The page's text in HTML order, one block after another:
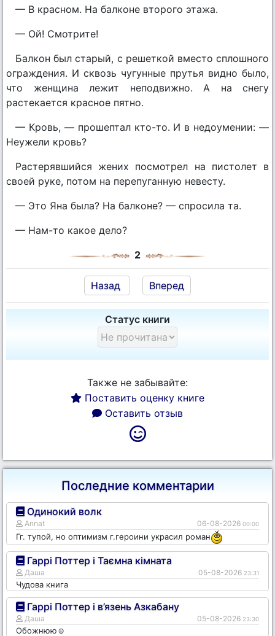
— В красном. На балконе второго этажа.
— Ой! Смотрите!
Балкон был старый, с решеткой вместо сплошного
ограждения. И сквозь чугунные прутья видно было,
что женщина лежит неподвижно. А на снегу
растекается красное пятно.
— Кровь, — прошептал кто-то. И в недоумении: —
Неужели кровь?
Растерявшийся жених посмотрел на пистолет в
своей руке, потом на перепуганную невесту.
— Это Яна была? На балконе? — спросила та.
— Нам-то какое дело?
2
Назад Вперед
Статус книги
Также не забывайте:
Поставить оценку книге
Оставить отзыв
Последние комментарии
Одинокий волк
Annat 06-08-2026 00:00
Гг. тупой, но оптимизм г.героини украсил роман
Гаррі Поттер і Таємна кімната
Даша 05-08-2026 23:31
Чудова книга
Гаррі Поттер і в’язень Азкабану
Даша 05-08-2026 23:30
Обожнюю☺️